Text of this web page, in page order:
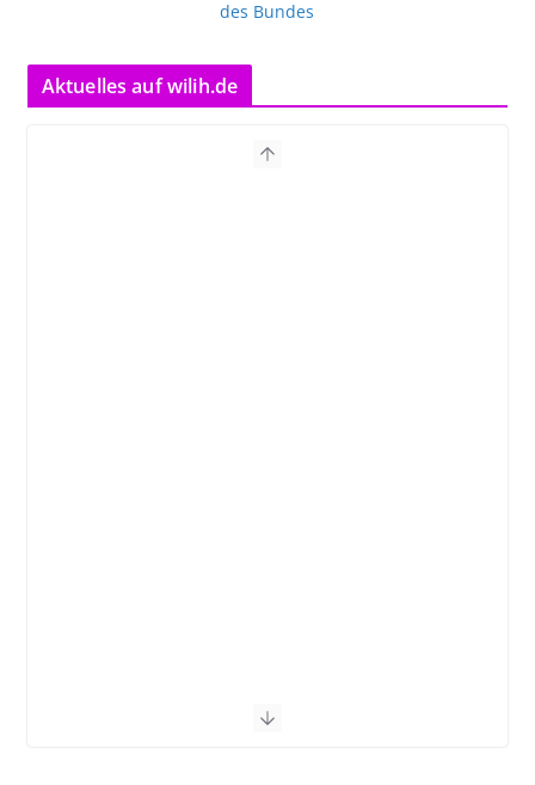
Aktuelles auf wilih.de